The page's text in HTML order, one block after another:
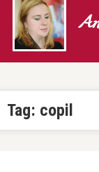
Tag: copil